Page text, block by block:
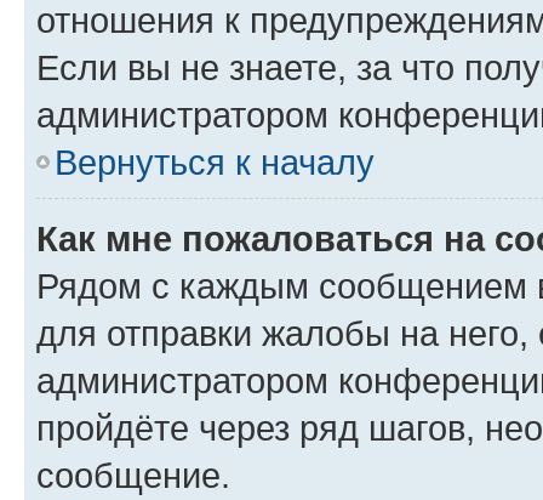
отношения к
Если вы не знаете, за что
администратором
Вернуться к началу
Как мне пожаловаться на
Рядом с каждым сообщением
для отправки жалобы на
администратором
пройдёте через ряд шагов,
сообщение.